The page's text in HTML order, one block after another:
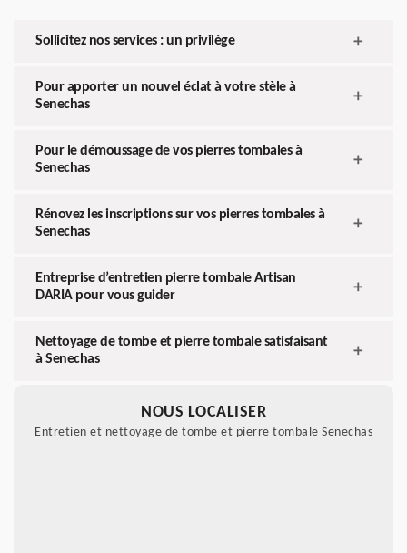
Sollicitez nos services : un privilège
Pour apporter un nouvel éclat à votre stèle à
Senechas
Pour le démoussage de vos pierres tombales à
Senechas
Rénovez les inscriptions sur vos pierres tombales à
Senechas
Entreprise d’entretien pierre tombale Artisan
DARIA pour vous guider
Nettoyage de tombe et pierre tombale satisfaisant
à Senechas
NOUS LOCALISER
Entretien et nettoyage de tombe et pierre tombale Senechas